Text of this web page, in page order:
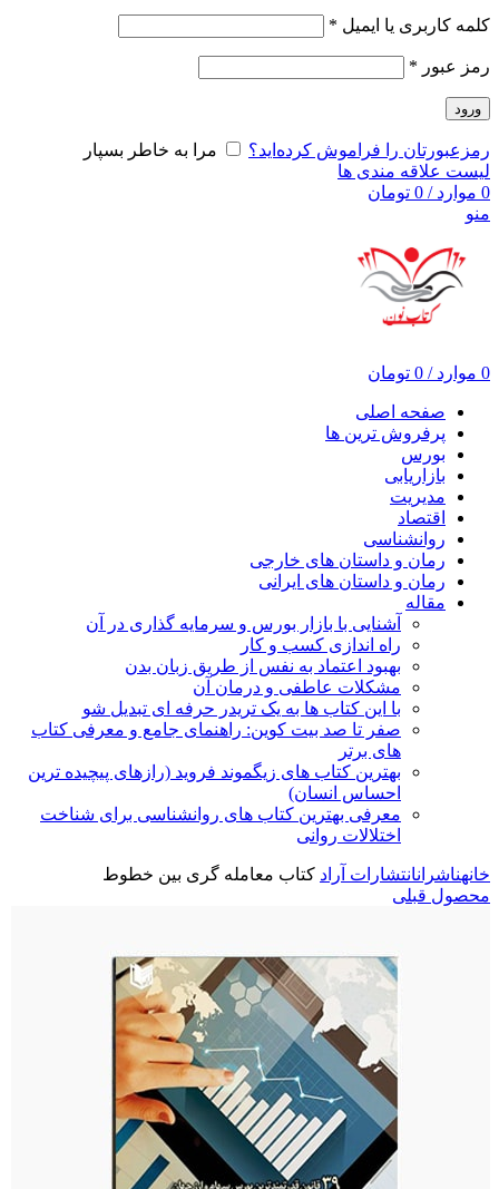
کلمه کاربری یا ایمیل *
رمز عبور *
ورود
رمزعبورتان را فراموش کرده‌اید؟
مرا به خاطر بسپار
لیست علاقه مندی ها
0 موارد /
0 تومان
منو
0 موارد /
0 تومان
صفحه اصلی
پرفروش ترین ها
بورس
بازاریابی
مدیریت
اقتصاد
روانشناسی
رمان و داستان های خارجی
رمان و داستان های ایرانی
مقاله
آشنایی با بازار بورس و سرمایه گذاری در آن
راه اندازی کسب و کار
بهبود اعتماد به نفس از طریق زبان بدن
مشکلات عاطفی و درمان آن
با این کتاب ها به یک تریدر حرفه ای تبدیل شو
صفر تا صد بیت کوین: راهنمای جامع و معرفی کتاب
های برتر
بهترین کتاب های زیگموند فروید (رازهای پیچیده ترین
احساس انسان)
معرفی بهترین کتاب های روانشناسی برای شناخت
اختلالات روانی
خانهناشرانانتشارات آراد کتاب معامله گری بین خطوط
محصول قبلی